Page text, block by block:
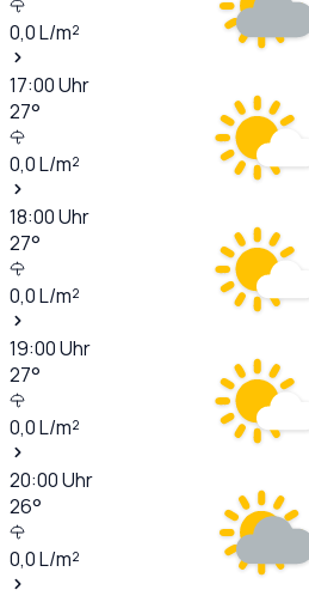
0,0L/m²
17:00Uhr
27°
0,0L/m²
18:00Uhr
27°
0,0L/m²
19:00Uhr
27°
0,0L/m²
20:00Uhr
26°
0,0L/m²